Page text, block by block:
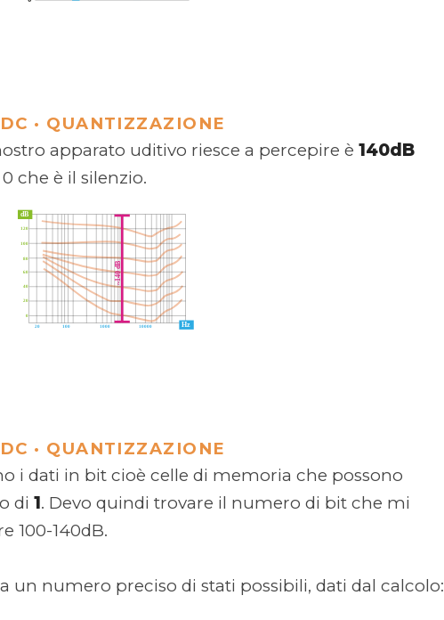
· QUANTIZZAZIONE
apparato uditivo riesce a percepire è 140dB
che è il silenzio.
· QUANTIZZAZIONE
i dati in bit cioè celle di memoria che possono
o di 1. Devo quindi trovare il numero di bit che mi
100-140dB.
un numero preciso di stati possibili, dati dal calcolo: